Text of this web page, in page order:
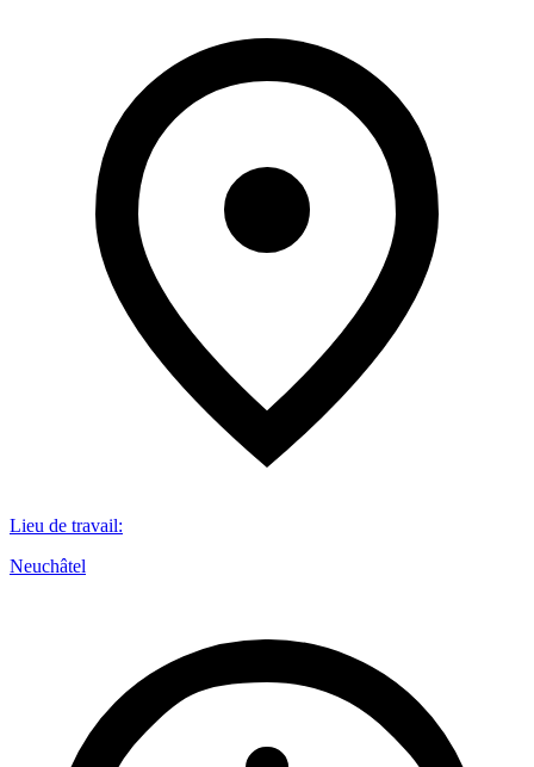
Lieu de travail:
Neuchâtel